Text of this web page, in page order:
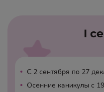
I
• С 2 сентября по 27
• Осенние каникулы с